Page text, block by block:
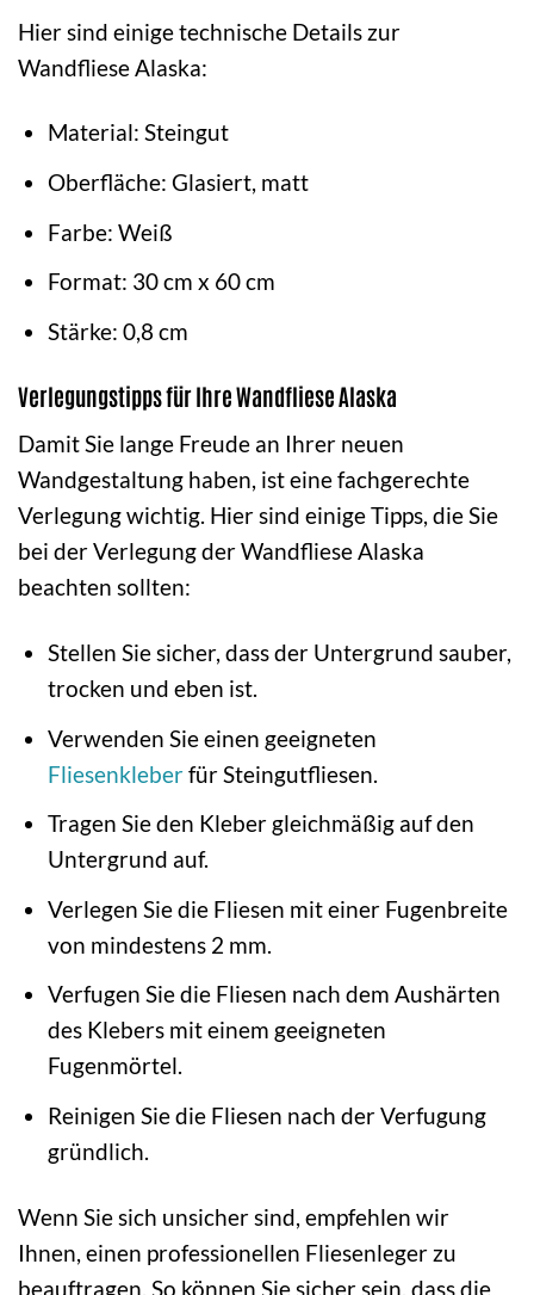
Hier sind einige technische Details zur
Wandfliese Alaska:
Material: Steingut
Oberfläche: Glasiert, matt
Farbe: Weiß
Format: 30 cm x 60 cm
Stärke: 0,8 cm
Verlegungstipps für Ihre Wandfliese Alaska
Damit Sie lange Freude an Ihrer neuen
Wandgestaltung haben, ist eine fachgerechte
Verlegung wichtig. Hier sind einige Tipps, die Sie
bei der Verlegung der Wandfliese Alaska
beachten sollten:
Stellen Sie sicher, dass der Untergrund sauber,
trocken und eben ist.
Verwenden Sie einen geeigneten
Fliesenkleberfür Steingutfliesen.
Tragen Sie den Kleber gleichmäßig auf den
Untergrund auf.
Verlegen Sie die Fliesen mit einer Fugenbreite
von mindestens 2 mm.
Verfugen Sie die Fliesen nach dem Aushärten
des Klebers mit einem geeigneten
Fugenmörtel.
Reinigen Sie die Fliesen nach der Verfugung
gründlich.
Wenn Sie sich unsicher sind, empfehlen wir
Ihnen, einen professionellen Fliesenleger zu
beauftragen. So können Sie sicher sein, dass die